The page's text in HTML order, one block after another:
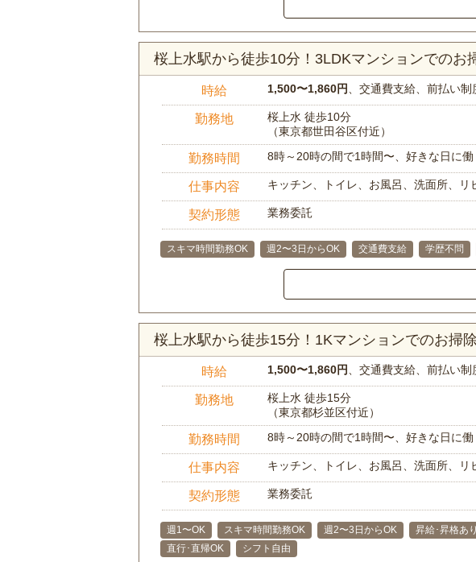
桜上水駅から徒歩10分！3LDKマンションでのお
時給 1,500〜1,860円 、交通費支給、前払い制
勤務地
桜上水 徒歩10分
（東京都世田谷区付近）
勤務時間 8時～20時の間で1時間〜、好きな日に
仕事内容 キッチン、トイレ、お風呂、洗面所、リ
契約形態 業務委託
スキマ時間勤務OK 週2〜3日からOK 交通費支給 学歴不問
桜上水駅から徒歩15分！1Kマンションでのお掃
時給 1,500〜1,860円 、交通費支給、前払い制
勤務地
桜上水 徒歩15分
（東京都杉並区付近）
勤務時間 8時～20時の間で1時間〜、好きな日に
仕事内容 キッチン、トイレ、お風呂、洗面所、リ
契約形態 業務委託
週1〜OK スキマ時間勤務OK 週2〜3日からOK 昇給･昇格あり
直行･直帰OK
シフト自由